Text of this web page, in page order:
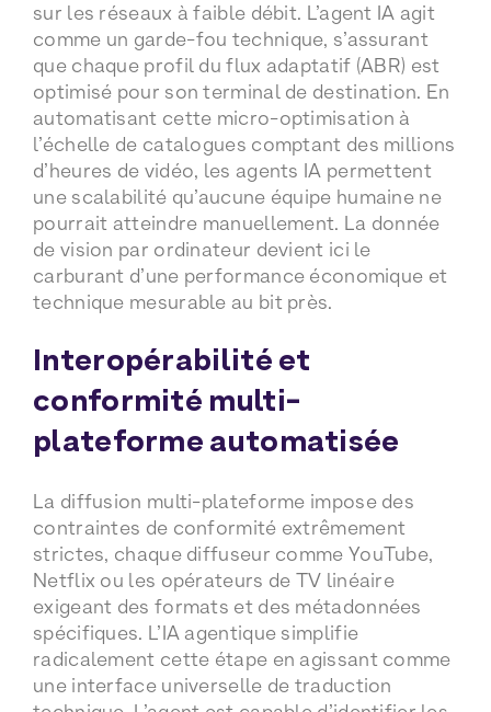
sur les réseaux à faible débit. L’agent IA agit
comme un garde-fou technique, s’assurant
que chaque profil du flux adaptatif (ABR) est
optimisé pour son terminal de destination. En
automatisant cette micro-optimisation à
l’échelle de catalogues comptant des millions
d’heures de vidéo, les agents IA permettent
une scalabilité qu’aucune équipe humaine ne
pourrait atteindre manuellement. La donnée
de vision par ordinateur devient ici le
carburant d’une performance économique et
technique mesurable au bit près.
Interopérabilité et
conformité multi-
plateforme automatisée
La diffusion multi-plateforme impose des
contraintes de conformité extrêmement
strictes, chaque diffuseur comme YouTube,
Netflix ou les opérateurs de TV linéaire
exigeant des formats et des métadonnées
spécifiques. L’IA agentique simplifie
radicalement cette étape en agissant comme
une interface universelle de traduction